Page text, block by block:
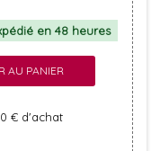
en 48 heures
AU PANIER
€ d'achat